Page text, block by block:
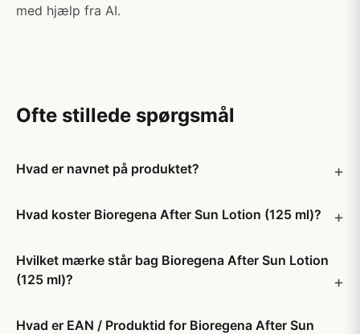
med hjælp fra AI.
Ofte stillede spørgsmål
Hvad er navnet på produktet?
Hvad koster Bioregena After Sun Lotion (125 ml)?
Hvilket mærke står bag Bioregena After Sun Lotion
(125 ml)?
Hvad er EAN / Produktid for Bioregena After Sun